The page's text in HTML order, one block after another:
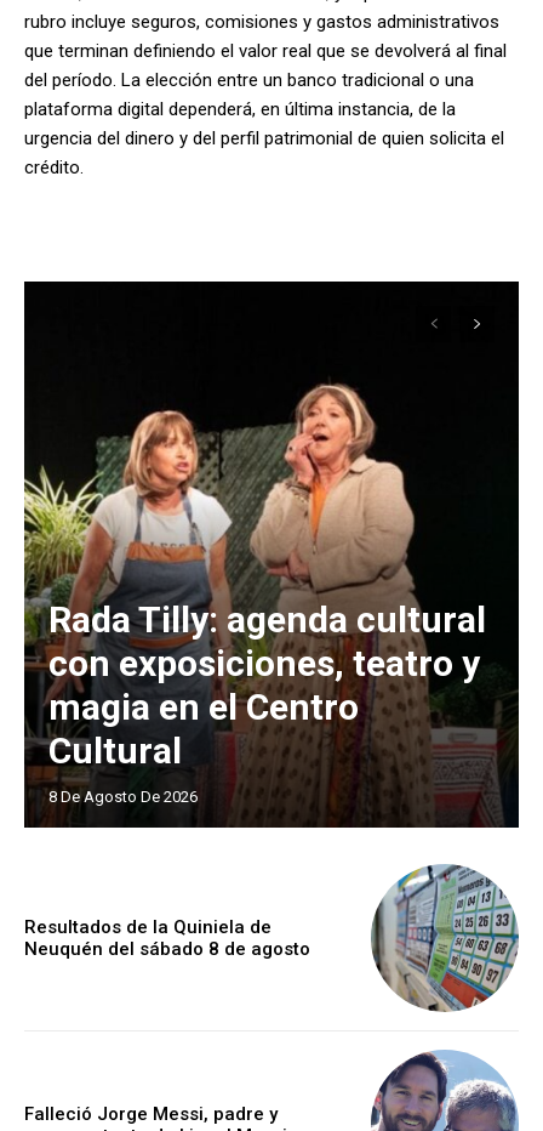
rubro incluye seguros, comisiones y gastos administrativos
que terminan definiendo el valor real que se devolverá al final
del período. La elección entre un banco tradicional o una
plataforma digital dependerá, en última instancia, de la
urgencia del dinero y del perfil patrimonial de quien solicita el
crédito.
Rada Tilly: agenda cultural
con exposiciones, teatro y
magia en el Centro
Cultural
8 De Agosto De 2026
Resultados de la Quiniela de
Neuquén del sábado 8 de agosto
Falleció Jorge Messi, padre y